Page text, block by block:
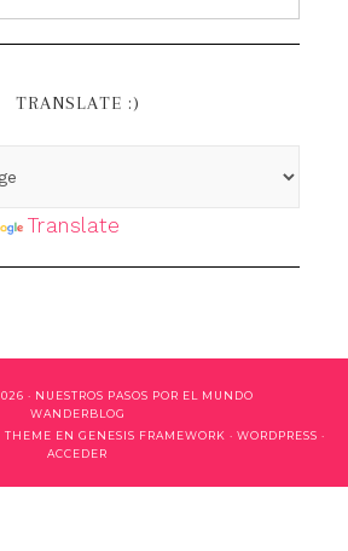
TRANSLATE :)
Translate
· NUESTROS PASOS POR EL MUNDO
WANDERBLOG
THEME EN GENESIS FRAMEWORK · WORDPRESS ·
ACCEDER